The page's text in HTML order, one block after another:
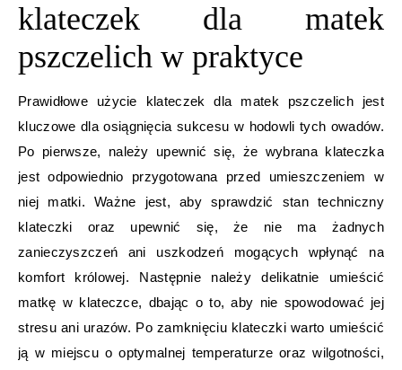
klateczek dla matek
pszczelich w praktyce
Prawidłowe użycie klateczek dla matek pszczelich jest
kluczowe dla osiągnięcia sukcesu w hodowli tych owadów.
Po pierwsze, należy upewnić się, że wybrana klateczka
jest odpowiednio przygotowana przed umieszczeniem w
niej matki. Ważne jest, aby sprawdzić stan techniczny
klateczki oraz upewnić się, że nie ma żadnych
zanieczyszczeń ani uszkodzeń mogących wpłynąć na
komfort królowej. Następnie należy delikatnie umieścić
matkę w klateczce, dbając o to, aby nie spowodować jej
stresu ani urazów. Po zamknięciu klateczki warto umieścić
ją w miejscu o optymalnej temperaturze oraz wilgotności,